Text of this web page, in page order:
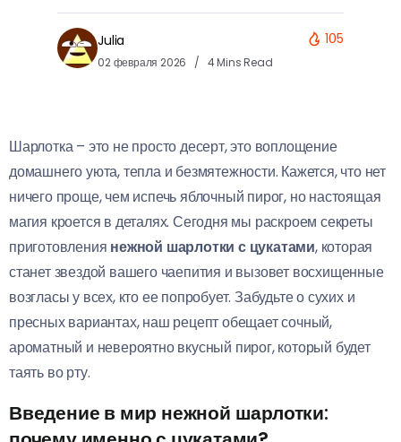
Julia
02 февраля 2026 4 Mins Read
105
Шарлотка – это не просто десерт, это воплощение
домашнего уюта, тепла и безмятежности. Кажется, что нет
ничего проще, чем испечь яблочный пирог, но настоящая
магия кроется в деталях. Сегодня мы раскроем секреты
приготовления нежной шарлотки с цукатами, которая
станет звездой вашего чаепития и вызовет восхищенные
возгласы у всех, кто ее попробует. Забудьте о сухих и
пресных вариантах, наш рецепт обещает сочный,
ароматный и невероятно вкусный пирог, который будет
таять во рту.
Введение в мир нежной шарлотки: